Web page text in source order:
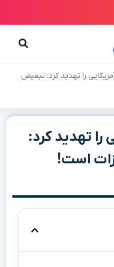
را تهدید کرد: تبعیض
را تهدید کرد:
است!